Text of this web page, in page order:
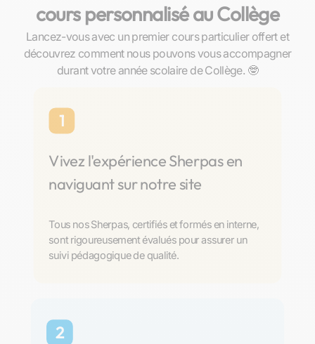
cours personnalisé au Collège
Lancez-vous avec un premier cours particulier offert et
découvrez comment nous pouvons vous accompagner
durant votre année scolaire de Collège. 🤓
1
Vivez l'expérience Sherpas en
naviguant sur notre site
Tous nos Sherpas, certifiés et formés en interne,
sont rigoureusement évalués pour assurer un
suivi pédagogique de qualité.
2